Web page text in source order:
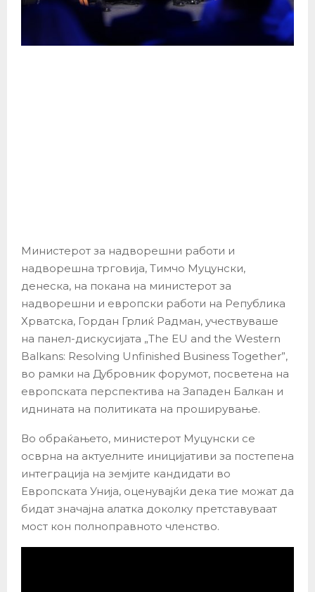
Министерот за надворешни работи и
надворешна трговија, Тимчо Муцунски,
денеска, на покана на министерот за
надворешни и европски работи на Република
Хрватска, Гордан Грлиќ Радман, учествуваше
на панел-дискусијата „The EU and the Western
Balkans: Resolving Unfinished Business Together”,
во рамки на Дубровник форумот, посветена на
европската перспектива на Западен Балкан и
иднината на политиката на проширување.
Во обраќањето, министерот Муцунски се
осврна на актуелните иницијативи за постепена
интеграција на земјите кандидати во
Европската Унија, оценувајќи дека тие можат да
бидат значајна алатка доколку претставуваат
мост кон полноправното членство.